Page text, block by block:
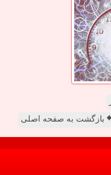
بازگشت به صفحه اصلی